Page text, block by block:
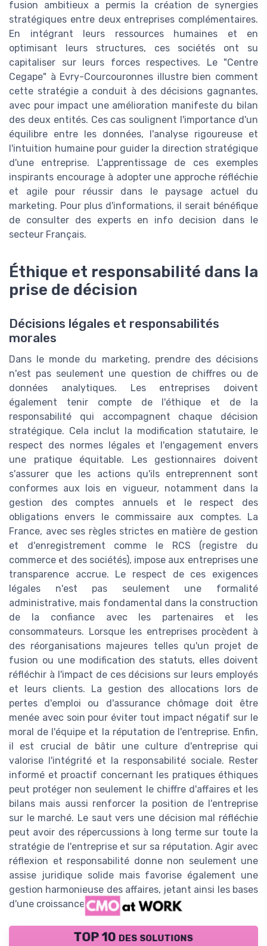
fusion ambitieux a permis la création de synergies
stratégiques entre deux entreprises complémentaires.
En intégrant leurs ressources humaines et en
optimisant leurs structures, ces sociétés ont su
capitaliser sur leurs forces respectives. Le "Centre
Cegape" à Evry-Courcouronnes illustre bien comment
cette stratégie a conduit à des décisions gagnantes,
avec pour impact une amélioration manifeste du bilan
des deux entités. Ces cas soulignent l'importance d'un
équilibre entre les données, l'analyse rigoureuse et
l'intuition humaine pour guider la direction stratégique
d'une entreprise. L'apprentissage de ces exemples
inspirants encourage à adopter une approche réfléchie
et agile pour réussir dans le paysage actuel du
marketing. Pour plus d'informations, il serait bénéfique
de consulter des experts en info decision dans le
secteur Français.
Éthique et responsabilité dans la
prise de décision
Décisions légales et responsabilités
morales
Dans le monde du marketing, prendre des décisions
n'est pas seulement une question de chiffres ou de
données analytiques. Les entreprises doivent
également tenir compte de l'éthique et de la
responsabilité qui accompagnent chaque décision
stratégique. Cela inclut la modification statutaire, le
respect des normes légales et l'engagement envers
une pratique équitable. Les gestionnaires doivent
s'assurer que les actions qu'ils entreprennent sont
conformes aux lois en vigueur, notamment dans la
gestion des comptes annuels et le respect des
obligations envers le commissaire aux comptes. La
France, avec ses règles strictes en matière de gestion
et d'enregistrement comme le RCS (registre du
commerce et des sociétés), impose aux entreprises une
transparence accrue. Le respect de ces exigences
légales n'est pas seulement une formalité
administrative, mais fondamental dans la construction
de la confiance avec les partenaires et les
consommateurs. Lorsque les entreprises procèdent à
des réorganisations majeures telles qu'un projet de
fusion ou une modification des statuts, elles doivent
réfléchir à l'impact de ces décisions sur leurs employés
et leurs clients. La gestion des allocations lors de
pertes d'emploi ou d'assurance chômage doit être
menée avec soin pour éviter tout impact négatif sur le
moral de l'équipe et la réputation de l'entreprise. Enfin,
il est crucial de bâtir une culture d'entreprise qui
valorise l'intégrité et la responsabilité sociale. Rester
informé et proactif concernant les pratiques éthiques
peut protéger non seulement le chiffre d'affaires et les
bilans mais aussi renforcer la position de l'entreprise
sur le marché. Le saut vers une décision mal réfléchie
peut avoir des répercussions à long terme sur toute la
stratégie de l'entreprise et sur sa réputation. Agir avec
réflexion et responsabilité donne non seulement une
assise juridique solide mais favorise également une
gestion harmonieuse des affaires, jetant ainsi les bases
d'une croissance durable à long terme.
TOP 10 des solutions